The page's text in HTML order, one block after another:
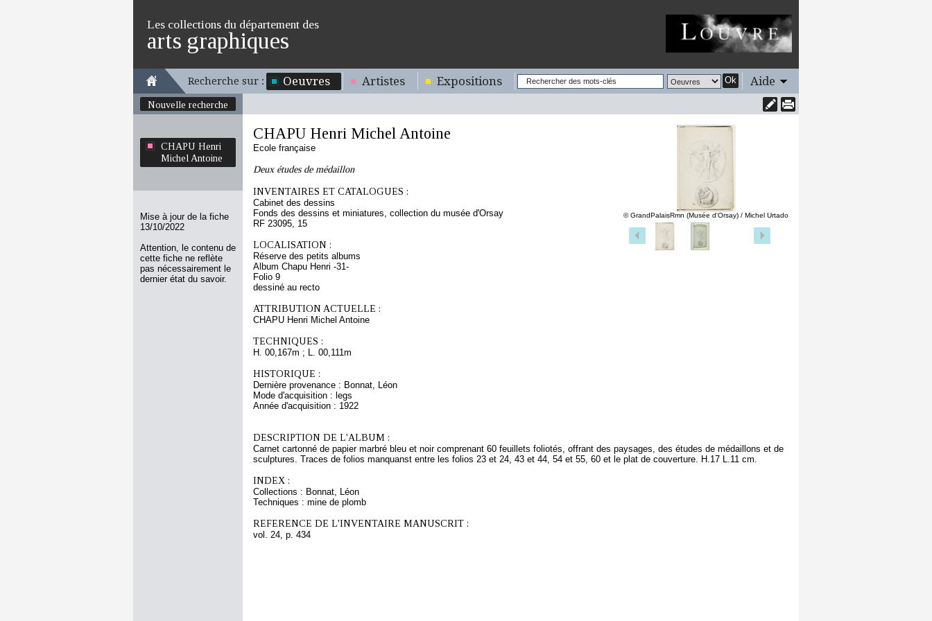
Les collections du département des
arts graphiques
Recherche sur : Oeuvres Artistes Expositions Ok Aide
Nouvelle recherche
CHAPU Henri
Michel Antoine
Mise à jour de la fiche
13/10/2022
Attention, le contenu de
cette fiche ne reflète
pas nécessairement le
dernier état du savoir.
© GrandPalaisRmn (Musée d'Orsay) / Michel Urtado
CHAPU Henri Michel Antoine
Ecole française
Deux études de médaillon
INVENTAIRES ET CATALOGUES :
Cabinet des dessins
Fonds des dessins et miniatures, collection du musée d'Orsay
RF 23095, 15
LOCALISATION :
Réserve des petits albums
Album Chapu Henri -31-
Folio 9
dessiné au recto
ATTRIBUTION ACTUELLE :
CHAPU Henri Michel Antoine
TECHNIQUES :
H. 00,167m ; L. 00,111m
HISTORIQUE :
Dernière provenance : Bonnat, Léon
Mode d'acquisition : legs
Année d'acquisition : 1922
DESCRIPTION DE L'ALBUM :
Carnet cartonné de papier marbré bleu et noir comprenant 60 feuillets foliotés, offrant des paysages, des études de médaillons et de
sculptures. Traces de folios manquanst entre les folios 23 et 24, 43 et 44, 54 et 55, 60 et le plat de couverture. H.17 L.11 cm.
INDEX :
Collections : Bonnat, Léon
Techniques : mine de plomb
REFERENCE DE L'INVENTAIRE MANUSCRIT :
vol. 24, p. 434